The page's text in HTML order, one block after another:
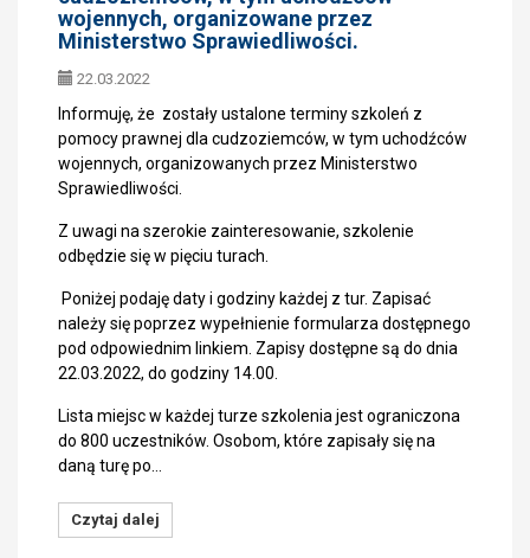
wojennych, organizowane przez
Ministerstwo Sprawiedliwości.
22.03.2022
Informuję, że zostały ustalone terminy szkoleń z
pomocy prawnej dla cudzoziemców, w tym uchodźców
wojennych, organizowanych przez Ministerstwo
Sprawiedliwości.
Z uwagi na szerokie zainteresowanie, szkolenie
odbędzie się w pięciu turach.
Poniżej podaję daty i godziny każdej z tur. Zapisać
należy się poprzez wypełnienie formularza dostępnego
pod odpowiednim linkiem. Zapisy dostępne są do dnia
22.03.2022, do godziny 14.00.
Lista miejsc w każdej turze szkolenia jest ograniczona
do 800 uczestników. Osobom, które zapisały się na
daną turę po…
Czytaj dalej